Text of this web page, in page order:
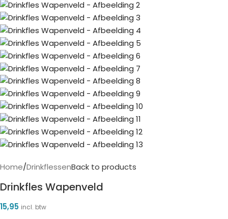
Home/DrinkflessenBack to products
Drinkfles Wapenveld
15,95 incl. btw